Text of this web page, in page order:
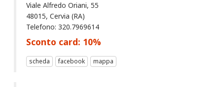
Viale Alfredo Oriani, 55
48015, Cervia (RA)
Telefono: 320.7969614
Sconto card: 10%
scheda facebook mappa